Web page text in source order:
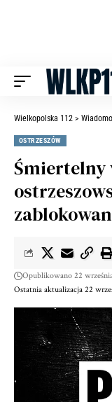
Wielkopolska 112 >
OSTRZESZÓW
Śmiertelny
Ostatnia aktualizacja 22
Opublikowano 22